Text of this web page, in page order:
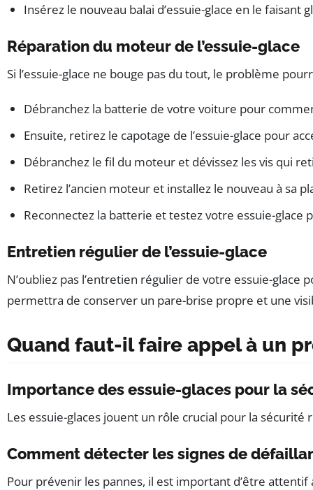
Insérez le nouveau balai d’essuie-glace en le faisant
Réparation du moteur de l’essuie-glace
Si l’essuie-glace ne bouge pas du tout, le problème
Débranchez la batterie de votre voiture pour
Ensuite, retirez le capotage de l’essuie-glace pour
Débranchez le fil du moteur et dévissez les vis qui
Retirez l’ancien moteur et installez le nouveau à sa
Reconnectez la batterie et testez votre essuie-
Entretien régulier de l’essuie-glace
N’oubliez pas l’entretien régulier de votre essuie-
permettra de conserver un pare-brise propre et une
Quand faut-il faire appel à un
Importance des essuie-glaces pour la
Les essuie-glaces jouent un rôle crucial pour la
Comment détecter les signes de
Pour prévenir les pannes, il est important d’être